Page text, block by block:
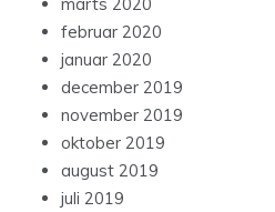
februar 2020
januar 2020
december 2019
november 2019
oktober 2019
august 2019
juli 2019